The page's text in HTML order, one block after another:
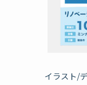
イラスト/